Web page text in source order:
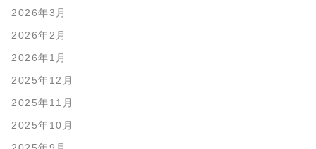
2026年3月
2026年2月
2026年1月
2025年12月
2025年11月
2025年10月